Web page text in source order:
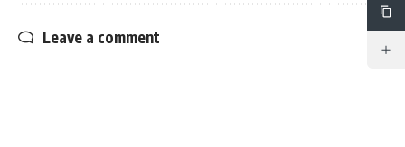
Leave a comment